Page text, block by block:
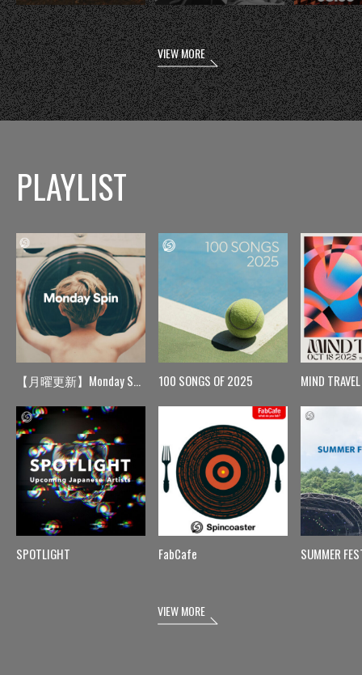
VIEW MORE
PLAYLIST
【月曜更新】Monday Spin
SPOTLIGHT
100 SONGS OF 2025
FabCafe
MIND TRAVEL
SUMMER
VIEW MORE